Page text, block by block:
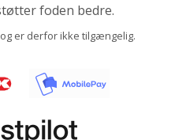
foden bedre.
er derfor ikke tilgængelig.